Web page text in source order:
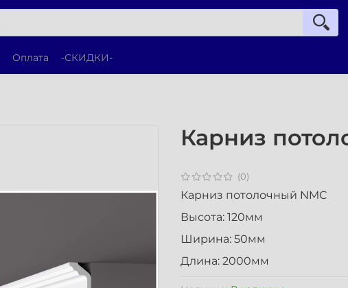
Оплата -СКИДКИ-
(0)
Карниз
Карниз потолочный NMC
Высота: 120мм
Ширина: 50мм
Длина: 2000мм